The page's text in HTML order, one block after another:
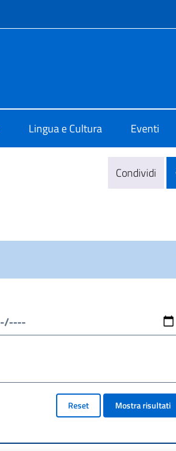
Lingua e Cultura Eventi
Condividi
Reset Mostra risultati